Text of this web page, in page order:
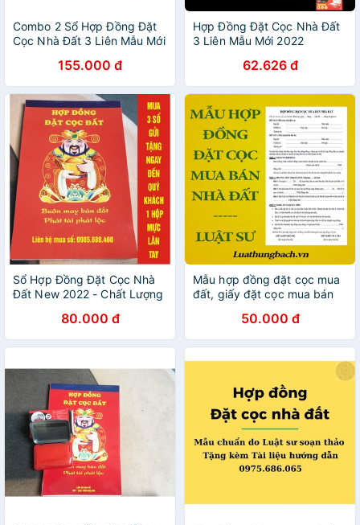
Combo 2 Sổ Hợp Đồng Đặt
Cọc Nhà Đất 3 Liên Mẫu Mới
155.000 đ
Hợp Đồng Đặt Cọc Nhà Đất
3 Liên Mẫu Mới 2022
62.626 đ
Sổ Hợp Đồng Đặt Cọc Nhà
Đất New 2022 - Chất Lượng
80.000 đ
Mẫu hợp đồng đặt cọc mua
đất, giấy đặt cọc mua bán
50.000 đ